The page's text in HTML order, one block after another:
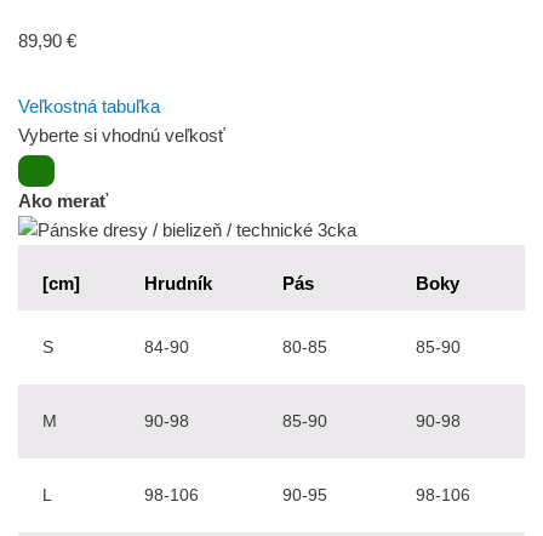
89,90 €
Veľkostná tabuľka
Vyberte si vhodnú veľkosť
Ako merať
[cm] Hrudník Pás Boky
S 84-90 80-85 85-90
M 90-98 85-90 90-98
L 98-106 90-95 98-106